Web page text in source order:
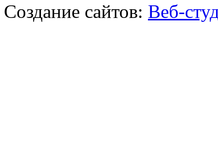
Создание сайтов: Веб-